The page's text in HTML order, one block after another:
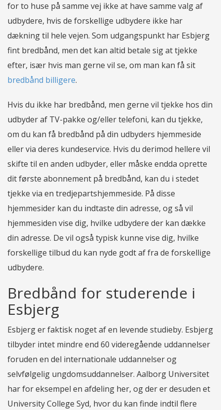
for to huse på samme vej ikke at have samme valg af
udbydere, hvis de forskellige udbydere ikke har
dækning til hele vejen. Som udgangspunkt har Esbjerg
fint bredbånd, men det kan altid betale sig at tjekke
efter, især hvis man gerne vil se, om man kan få sit
bredbånd billigere.
Hvis du ikke har bredbånd, men gerne vil tjekke hos din
udbyder af TV-pakke og/eller telefoni, kan du tjekke,
om du kan få bredbånd på din udbyders hjemmeside
eller via deres kundeservice. Hvis du derimod hellere vil
skifte til en anden udbyder, eller måske endda oprette
dit første abonnement på bredbånd, kan du i stedet
tjekke via en tredjepartshjemmeside. På disse
hjemmesider kan du indtaste din adresse, og så vil
hjemmesiden vise dig, hvilke udbydere der kan dække
din adresse. De vil også typisk kunne vise dig, hvilke
forskellige tilbud du kan nyde godt af fra de forskellige
udbydere.
Bredbånd for studerende i
Esbjerg
Esbjerg er faktisk noget af en levende studieby. Esbjerg
tilbyder intet mindre end 60 videregående uddannelser
foruden en del internationale uddannelser og
selvfølgelig ungdomsuddannelser. Aalborg Universitet
har for eksempel en afdeling her, og der er desuden et
University College Syd, hvor du kan finde indtil flere